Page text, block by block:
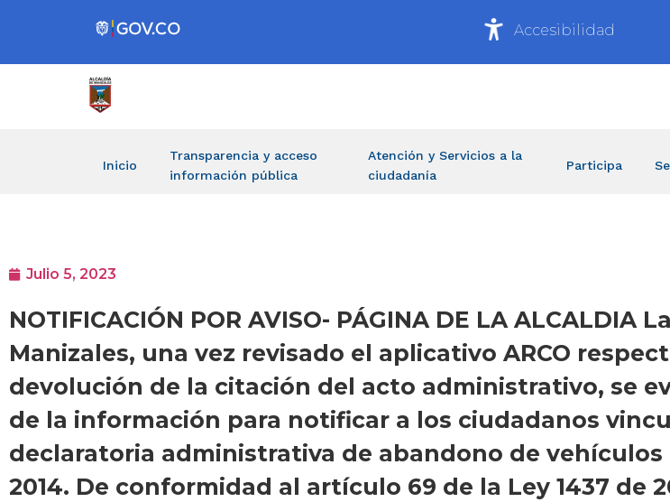
Accesibilidad
Inicio
Transparencia y acceso
información pública
Atención y Servicios a la
ciudadanía
Participa
Julio 5, 2023
NOTIFICACIÓN POR AVISO- PÁGINA DE LA
Manizales, una vez revisado el aplicativo ARCO
devolución de la citación del acto administrativo, se
de la información para notificar a los ciudadanos
declaratoria administrativa de abandono de vehículos
2014. De conformidad al artículo 69 de la Ley 1437 de